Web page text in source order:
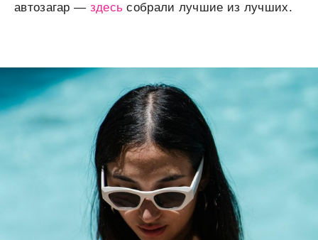
автозагар — здесь собрали лучшие из лучших.